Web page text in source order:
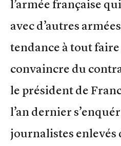
l’armée française
avec d’autres
tendance à tout
convaincre du
le président de
l’an dernier
journalistes enlevés